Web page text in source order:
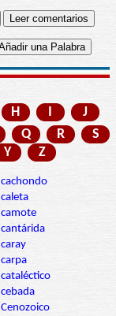
H
J
Q R
S
Y Z
cachondo
caleta
camote
cantárida
caray
carpa
cataléctico
cebada
Cenozoico